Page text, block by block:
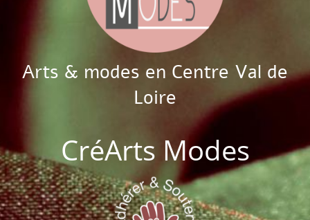
Arts & modes en Centre Val de
Loire
CréArts Modes